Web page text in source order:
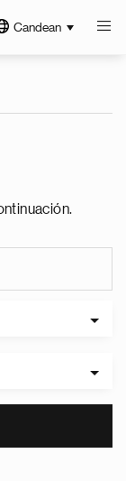
Candean